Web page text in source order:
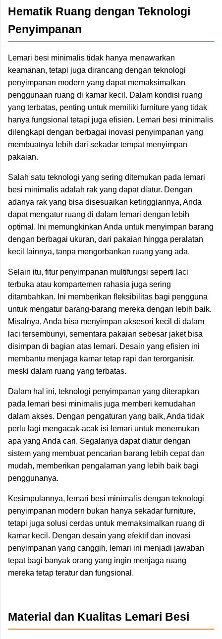
Hematik Ruang dengan Teknologi
Penyimpanan
Lemari besi minimalis tidak hanya menawarkan
keamanan, tetapi juga dirancang dengan teknologi
penyimpanan modern yang dapat memaksimalkan
penggunaan ruang di kamar kecil. Dalam kondisi ruang
yang terbatas, penting untuk memiliki furniture yang tidak
hanya fungsional tetapi juga efisien. Lemari besi minimalis
dilengkapi dengan berbagai inovasi penyimpanan yang
membuatnya lebih dari sekadar tempat menyimpan
pakaian.
Salah satu teknologi yang sering ditemukan pada lemari
besi minimalis adalah rak yang dapat diatur. Dengan
adanya rak yang bisa disesuaikan ketinggiannya, Anda
dapat mengatur ruang di dalam lemari dengan lebih
optimal. Ini memungkinkan Anda untuk menyimpan barang
dengan berbagai ukuran, dari pakaian hingga peralatan
kecil lainnya, tanpa mengorbankan ruang yang ada.
Selain itu, fitur penyimpanan multifungsi seperti laci
terbuka atau kompartemen rahasia juga sering
ditambahkan. Ini memberikan fleksibilitas bagi pengguna
untuk mengatur barang-barang mereka dengan lebih baik.
Misalnya, Anda bisa menyimpan aksesori kecil di dalam
laci tersembunyi, sementara pakaian sebesar jaket bisa
disimpan di bagian atas lemari. Desain yang efisien ini
membantu menjaga kamar tetap rapi dan terorganisir,
meski dalam ruang yang terbatas.
Dalam hal ini, teknologi penyimpanan yang diterapkan
pada lemari besi minimalis juga memberi kemudahan
dalam akses. Dengan pengaturan yang baik, Anda tidak
perlu lagi mengacak-acak isi lemari untuk menemukan
apa yang Anda cari. Segalanya dapat diatur dengan
sistem yang membuat pencarian barang lebih cepat dan
mudah, memberikan pengalaman yang lebih baik bagi
penggunanya.
Kesimpulannya, lemari besi minimalis dengan teknologi
penyimpanan modern bukan hanya sekadar furniture,
tetapi juga solusi cerdas untuk memaksimalkan ruang di
kamar kecil. Dengan desain yang efektif dan inovasi
penyimpanan yang canggih, lemari ini menjadi jawaban
tepat bagi banyak orang yang ingin menjaga ruang
mereka tetap teratur dan fungsional.
Material dan Kualitas Lemari Besi